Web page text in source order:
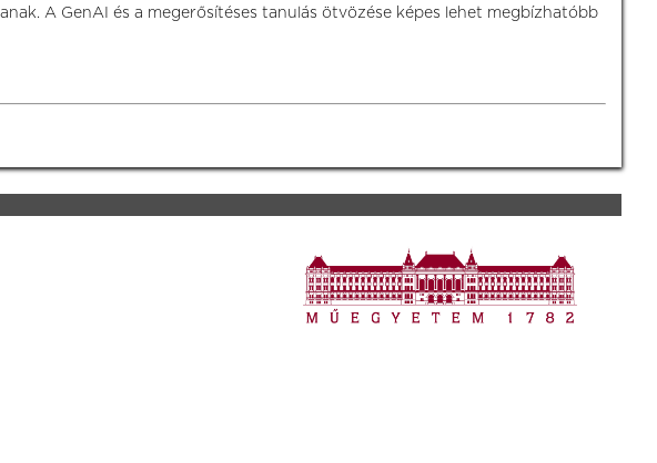
A GenAI és a megerősítéses tanulás ötvözése képes lehet megbízhatóbb